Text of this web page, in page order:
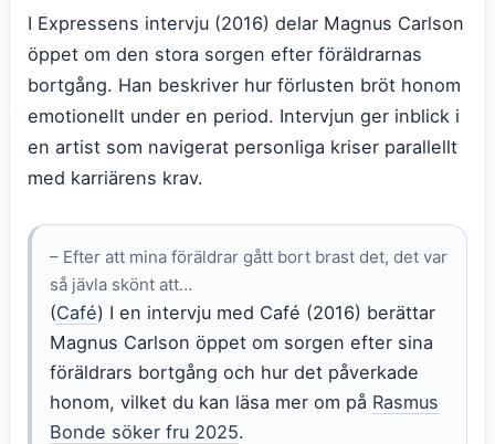
I Expressens intervju (2016) delar Magnus Carlson
öppet om den stora sorgen efter föräldrarnas
bortgång. Han beskriver hur förlusten bröt honom
emotionellt under en period. Intervjun ger inblick i
en artist som navigerat personliga kriser parallellt
med karriärens krav.
– Efter att mina föräldrar gått bort brast det, det var
så jävla skönt att…
(Café) I en intervju med Café (2016) berättar
Magnus Carlson öppet om sorgen efter sina
föräldrars bortgång och hur det påverkade
honom, vilket du kan läsa mer om på Rasmus
Bonde söker fru 2025.